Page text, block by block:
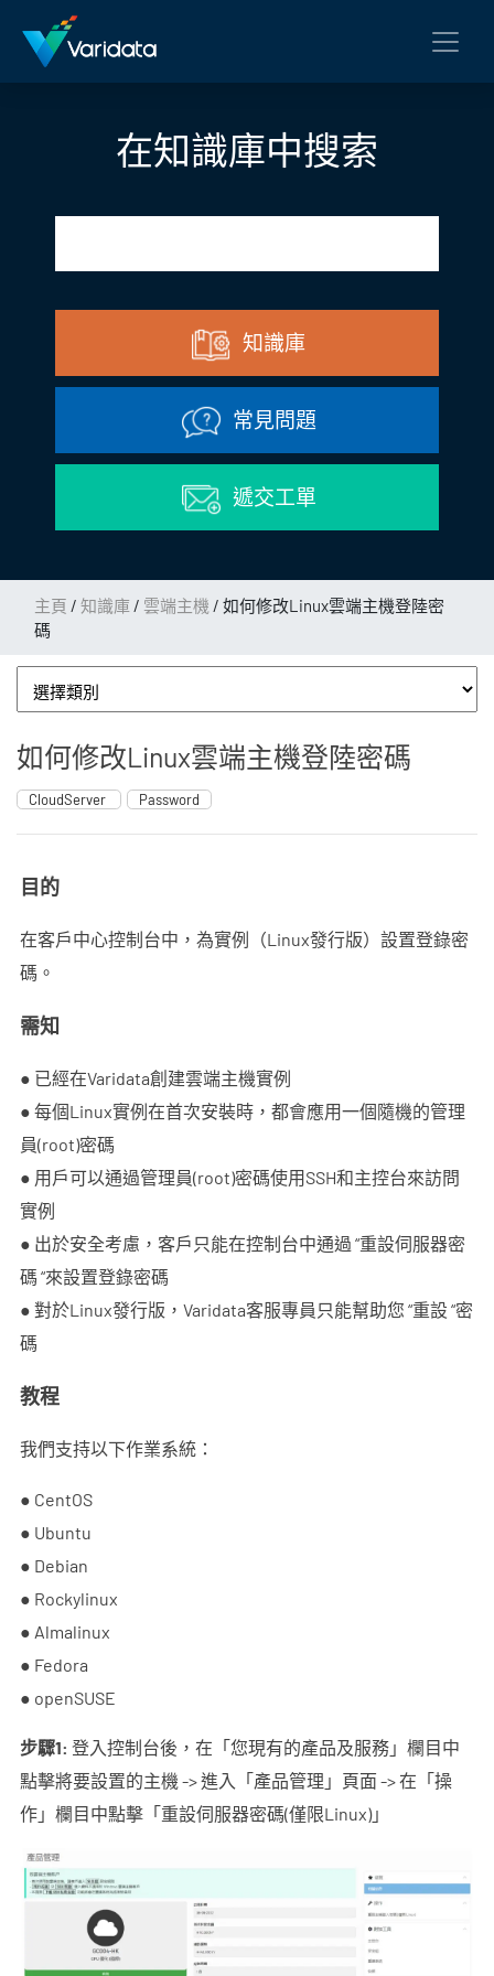
在知識庫中搜索
知識庫
常見問題
遞交工單
主頁 / 知識庫 / 雲端主機 / 如何修改Linux雲端主機登陸密
碼
如何修改Linux雲端主機登陸密碼
CloudServer Password
目的
在客戶中心控制台中，為實例（Linux發行版）設置登錄密
碼。
需知
● 已經在Varidata創建雲端主機實例
● 每個Linux實例在首次安裝時，都會應用一個隨機的管理
員(root)密碼
● 用戶可以通過管理員(root)密碼使用SSH和主控台來訪問
實例
● 出於安全考慮，客戶只能在控制台中通過 “重設伺服器密
碼 “來設置登錄密碼
● 對於Linux發行版，Varidata客服專員只能幫助您 “重設 “密
碼
教程
我們支持以下作業系統：
● CentOS
● Ubuntu
● Debian
● Rockylinux
● Almalinux
● Fedora
● openSUSE
步驟1: 登入控制台後，在「您現有的產品及服務」欄目中
點擊將要設置的主機 -> 進入「產品管理」頁面 -> 在「操
作」欄目中點擊「重設伺服器密碼(僅限Linux)」